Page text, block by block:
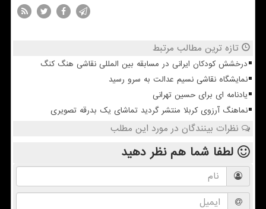
تازه ترین مطالب مرتبط
درخشش کودکان ایرانی در مسابقه بین المللی نقاشی هنگ کنگ
نمایشگاه نقاشی نسیم عدالت به سرو رسید
یادنامه ای برای حسین تهرانی
نماهنگ آرزوی کربلا منتشر گردید تماشای یک بدرقه تصویری
نظرات بینندگان در مورد این مطلب
لطفا شما همنظر دهید